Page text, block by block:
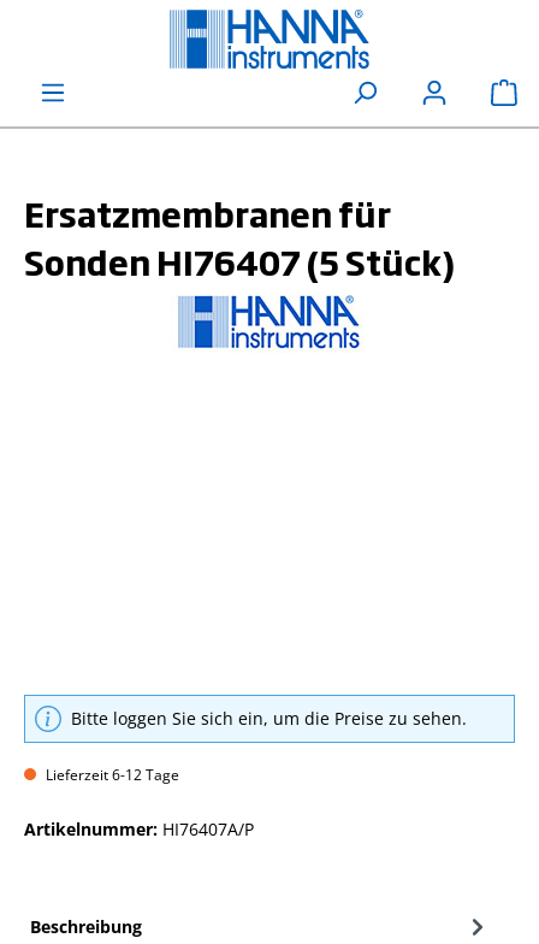
Ersatzmembranen für
Sonden HI76407 (5 Stück)
Bitte loggen Sie sich ein, um die Preise zu sehen.
Lieferzeit 6-12 Tage
Artikelnummer: HI76407A/P
Beschreibung